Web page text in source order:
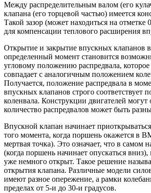
Между распределительным валом (его
клапана (его торцевой частью) имеется
Такой зазор (может находиться на отметке
для компенсации теплового расширения
Открытие и закрытие впускных клапанов в
определенный момент становится
угловому положению распредвала, которое
совпадает с аналогичным положением
Получается, положение распредвала в
впускных клапанов строго соответствует
коленвала. Конструкции двигателей могут
количество распредвалов может быть
Впускной клапан начинает
того момента, когда поршень окажется в
мертвая точка). Это означает, что в самом
(когда поршень начинает опускаться
уже немного открыт. Такое решение
открытия клапана. Различные модели
имеют разное опережение, а рамки
пределах от 5-и до 30-и градусов.